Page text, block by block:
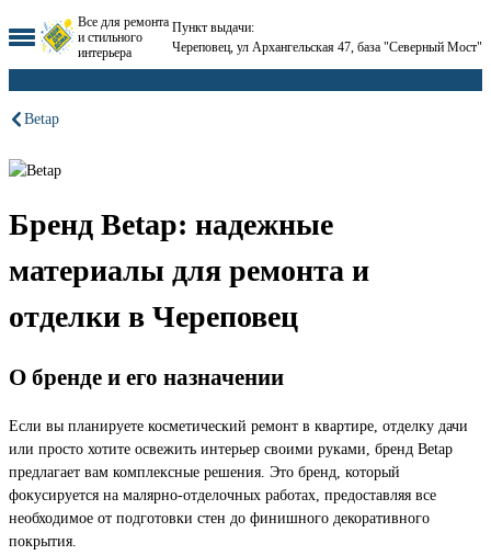
Все для ремонта
и стильного
интерьера
Пункт выдачи:
Череповец, ул Архангельская 47, база "Северный Мост"
Betap
Бренд Betap: надежные
материалы для ремонта и
отделки в Череповец
О бренде и его назначении
Если вы планируете косметический ремонт в квартире, отделку дачи
или просто хотите освежить интерьер своими руками, бренд Betap
предлагает вам комплексные решения. Это бренд, который
фокусируется на малярно-отделочных работах, предоставляя все
необходимое от подготовки стен до финишного декоративного
покрытия.